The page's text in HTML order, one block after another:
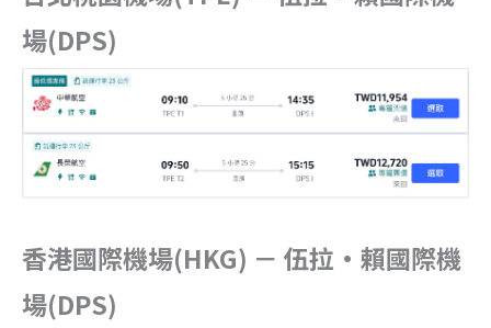
場(DPS)
香港國際機場(HKG) － 伍拉·賴國際機
場(DPS)